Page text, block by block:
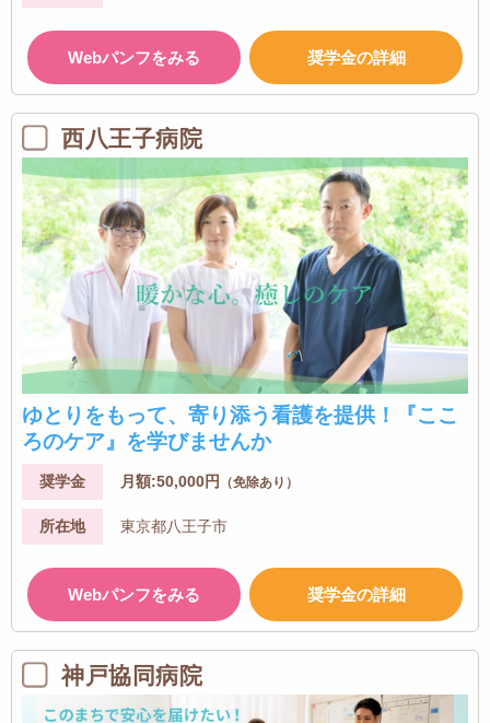
Webパンフをみる 奨学金の詳細
西八王子病院
ゆとりをもって、寄り添う看護を提供！『ここ
ろのケア』を学びませんか
奨学金 月額:50,000円 （免除あり）
所在地 東京都八王子市
Webパンフをみる 奨学金の詳細
神戸協同病院